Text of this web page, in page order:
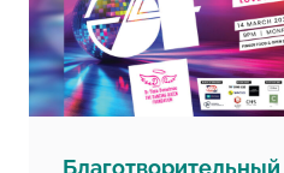
Благотворительный